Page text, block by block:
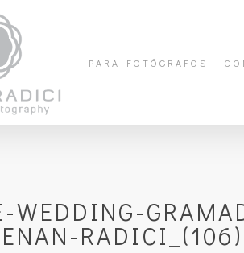
PARA FOTÓGRAFOS
RADICI_(106)